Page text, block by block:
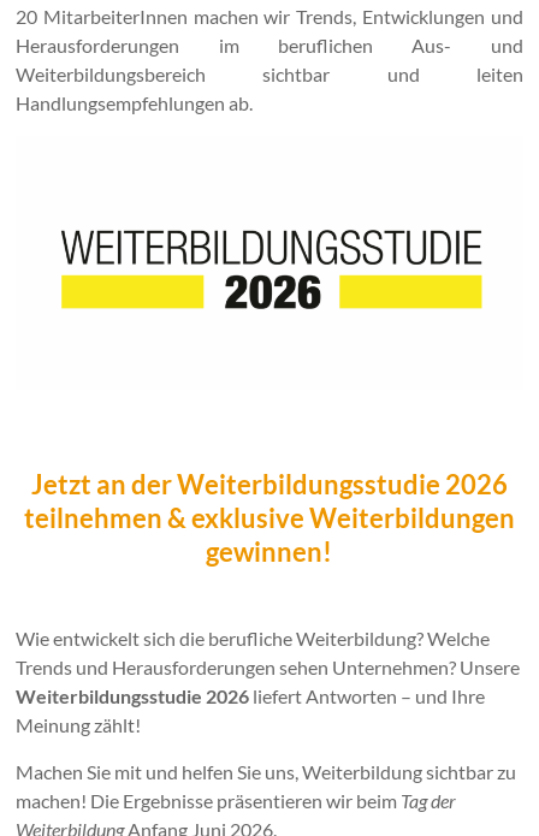
20 MitarbeiterInnen machen wir Trends, Entwicklungen und
Herausforderungen im beruflichen Aus- und
Weiterbildungsbereich sichtbar und leiten
Handlungsempfehlungen ab.
Jetzt an der Weiterbildungsstudie 2026
teilnehmen & exklusive Weiterbildungen
gewinnen!
Wie entwickelt sich die berufliche Weiterbildung? Welche
Trends und Herausforderungen sehen Unternehmen? Unsere
Weiterbildungsstudie 2026 liefert Antworten – und Ihre
Meinung zählt!
Machen Sie mit und helfen Sie uns, Weiterbildung sichtbar zu
machen! Die Ergebnisse präsentieren wir beim Tag der
WeiterbildungAnfang Juni 2026.